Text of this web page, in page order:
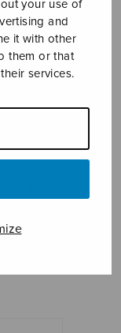
your use of
and
it with other
them or that
services.